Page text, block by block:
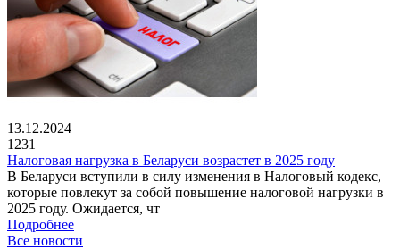
13.12.2024
1231
Налоговая нагрузка в Беларуси возрастет в 2025 году
В Беларуси вступили в силу изменения в Налоговый кодекс,
которые повлекут за собой повышение налоговой нагрузки в
2025 году. Ожидается, чт
Подробнее
Все новости